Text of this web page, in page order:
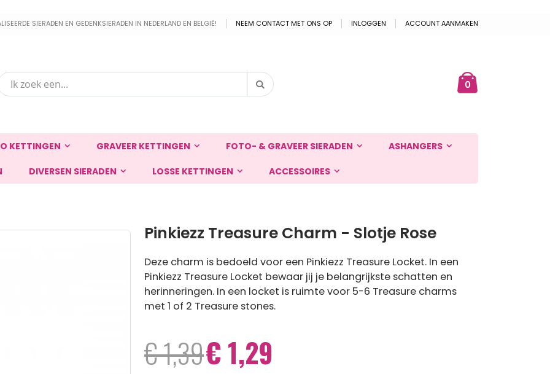
SIERADEN EN GEDENKSIERADEN IN NEDERLAND EN BELGIË! NEEM CONTACT MET ONS OP INLOGGEN ACCOUNT AANMAKEN
0producten
Zoek
KETTINGEN GRAVEER KETTINGEN FOTO- & GRAVEER SIERADEN ASHANGERS
DIVERSEN SIERADEN LOSSE KETTINGEN ACCESSOIRES
Pinkiezz Treasure Charm - Slotje Rose
Deze charm is bedoeld voor een Pinkiezz Treasure Locket. In een
Pinkiezz Treasure Locket bewaar jij je belangrijkste schatten en
herinneringen. In een locket is ruimte voor 5-6 Treasure charms
met 1 of 2 Treasure stones.
€ 1,39 Speciale
prijs
€ 1,29